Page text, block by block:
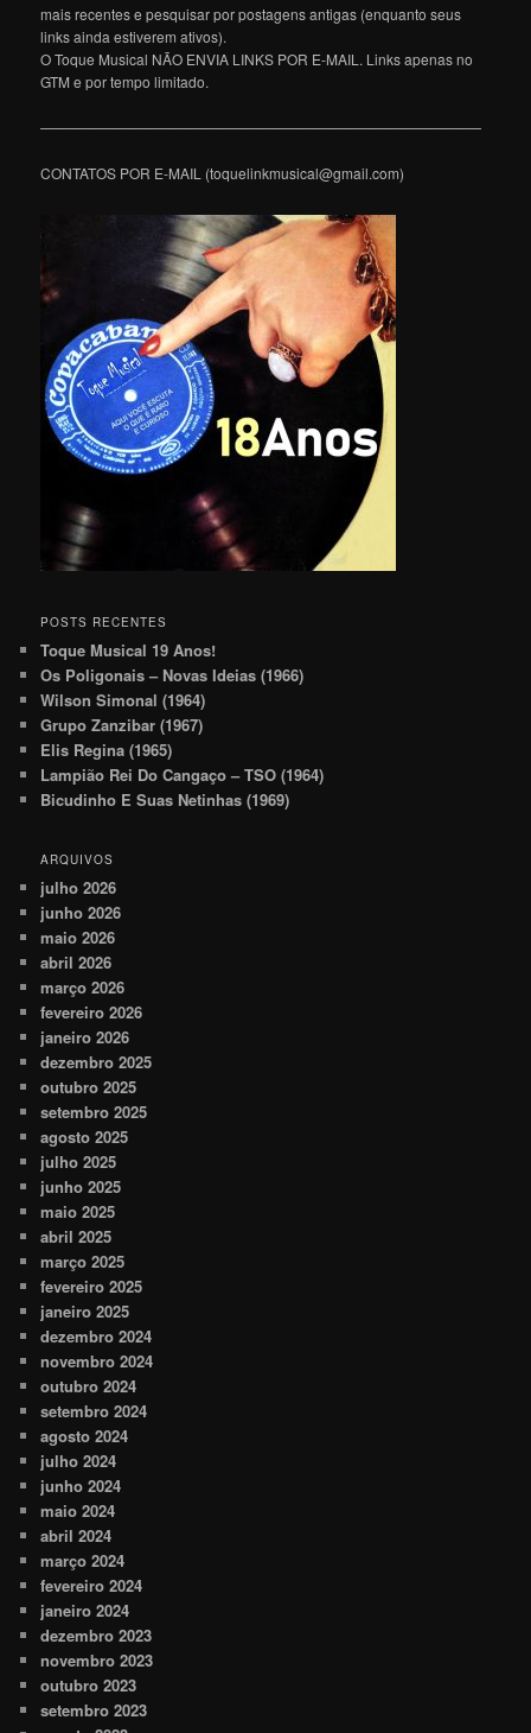
mais recentes e pesquisar por postagens antigas (enquanto seus
links ainda estiverem ativos).
O Toque Musical NÃO ENVIA LINKS POR E-MAIL. Links apenas no
GTM e por tempo limitado.
———————————————————————————————
CONTATOS POR E-MAIL (toquelinkmusical@gmail.com)
POSTS RECENTES
Toque Musical 19 Anos!
Os Poligonais – Novas Ideias (1966)
Wilson Simonal (1964)
Grupo Zanzibar (1967)
Elis Regina (1965)
Lampião Rei Do Cangaço – TSO (1964)
Bicudinho E Suas Netinhas (1969)
ARQUIVOS
julho 2026
junho 2026
maio 2026
abril 2026
março 2026
fevereiro 2026
janeiro 2026
dezembro 2025
outubro 2025
setembro 2025
agosto 2025
julho 2025
junho 2025
maio 2025
abril 2025
março 2025
fevereiro 2025
janeiro 2025
dezembro 2024
novembro 2024
outubro 2024
setembro 2024
agosto 2024
julho 2024
junho 2024
maio 2024
abril 2024
março 2024
fevereiro 2024
janeiro 2024
dezembro 2023
novembro 2023
outubro 2023
setembro 2023